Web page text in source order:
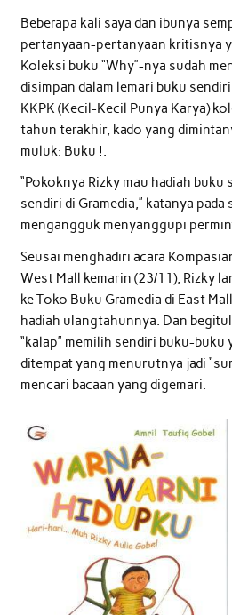
Beberapa kali saya dan ibunya
pertanyaan-pertanyaan kritisnya
Koleksi buku “Why”-nya sudah
disimpan dalam lemari buku
KKPK (Kecil-Kecil Punya Karya)
tahun terakhir, kado yang
muluk: Buku !.
“Pokoknya Rizky mau hadiah buku
sendiri di Gramedia,” katanya pada
mengangguk menyanggupi
Seusai menghadiri acara
West Mall kemarin (23/11), Rizky
ke Toko Buku Gramedia di East
hadiah ulangtahunnya. Dan
“kalap” memilih sendiri buku-
ditempat yang menurutnya jadi
mencari bacaan yang digemari.